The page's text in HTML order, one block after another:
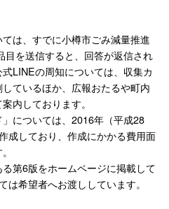
は、すでに小樽市ごみ減量推進
を送信すると、回答が返信され
LINEの周知については、収集カ
ているほか、広報おたるや町内
内しております。
については、2016年（平成28
成しており、作成にかかる費用面
第6版をホームページに掲載して
希望者へお渡ししています。